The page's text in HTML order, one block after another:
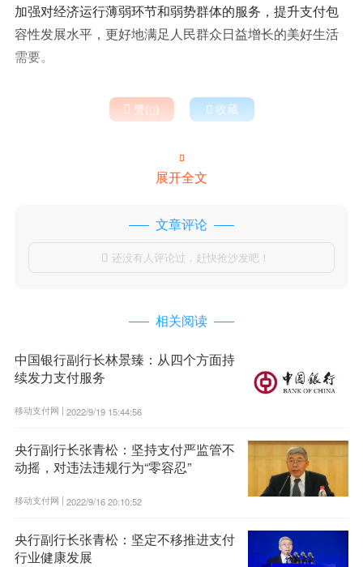
加强对经济运行薄弱环节和弱势群体的服务，提升支付包
容性发展水平，更好地满足人民群众日益增长的美好生活
需要。
 赞()  收藏

展开全文
文章评论
 还没有人评论过，赶快抢沙发吧！
相关阅读
中国银行副行长林景臻：从四个方面持
续发力支付服务
移动支付网 | 2022/9/19 15:44:56
央行副行长张青松：坚持支付严监管不
动摇，对违法违规行为“零容忍”
移动支付网 | 2022/9/16 20:10:52
央行副行长张青松：坚定不移推进支付
行业健康发展